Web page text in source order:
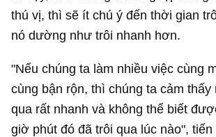
thú vị, thì sẽ ít chú ý đến thời gian
nó dường như trôi nhanh hơn.
"Nếu chúng ta làm nhiều việc cùng
cùng bận rộn, thì chúng ta cảm thấy
qua rất nhanh và không thể biết
giờ phút đó đã trôi qua lúc nào",